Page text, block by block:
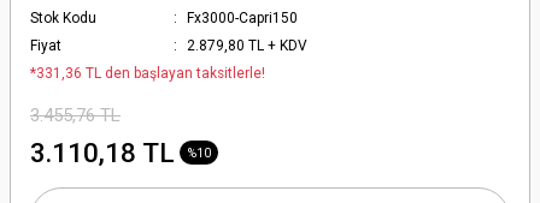
Stok Kodu
Fx3000-Capri150
Fiyat
2.879,80 TL + KDV
*331,36 TL den başlayan taksitlerle!
3.455,76 TL
3.110,18 TL %10